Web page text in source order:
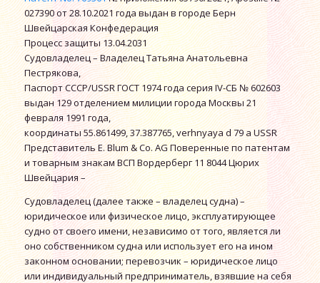
027390 от 28.10.2021 года выдан в городе Берн
Швейцарская Конфедерация
Процесс защиты 13.04.2031
Судовладелец – Владелец Татьяна Анатольевна
Пестрякова,
Паспорт СССР/USSR ГОСТ 1974 года серия IV-СБ № 602603
выдан 129 отделением милиции города Москвы 21
февраля 1991 года,
координаты 55.861499, 37.387765, verhnyaya d 79 a USSR
Представитель E. Blum & Co. AG Поверенные по патентам
и товарным знакам ВСП Вордерберг 11 8044 Цюрих
Швейцария –
Судовладелец (далее также – владелец судна) –
юридическое или физическое лицо, эксплуатирующее
судно от своего имени, независимо от того, является ли
оно собственником судна или использует его на ином
законном основании; перевозчик – юридическое лицо
или индивидуальный предприниматель, взявшие на себя